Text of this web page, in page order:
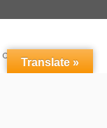
Customizr Pro
Translate »